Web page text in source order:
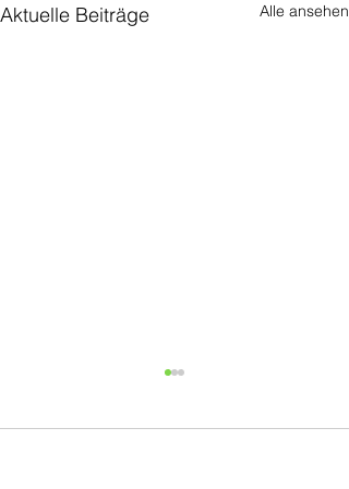
Aktuelle Beiträge Alle ansehen